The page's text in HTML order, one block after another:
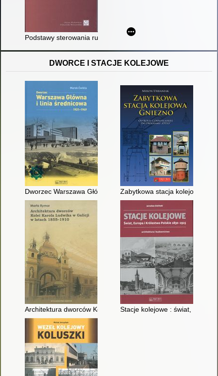
Podstawy sterowania ruchem kolejowym : funkcje,
DWORCE I STACJE KOLEJOWE
Dworzec Warszawa Główna i linia średnicowa : 1921-1949
Zabytkowa stacja kolejowa
Architektura dworców Kolei Karola Ludwika w Galicji w latach
Stacje kolejowe : świat,